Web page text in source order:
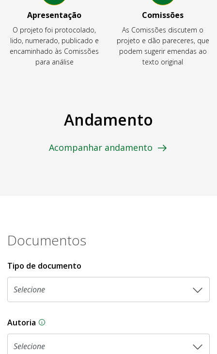
Apresentação
O projeto foi protocolado,
lido, numerado, publicado e
encaminhado às Comissões
para análise
Comissões
As Comissões discutem o
projeto e dão pareceres, que
podem sugerir emendas ao
texto original
Andamento
Acompanhar andamento
Documentos
Tipo de documento
Autoria As proposições legislativas na CLDF podem